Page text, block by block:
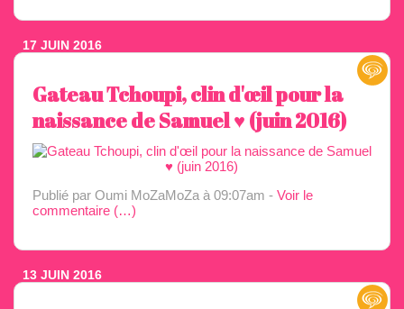
17 JUIN 2016
Gateau Tchoupi, clin d'œil pour la
naissance de Samuel ♥️ (juin 2016)
Publié par Oumi MoZaMoZa à 09:07am - Voir le
commentaire (…)
13 JUIN 2016